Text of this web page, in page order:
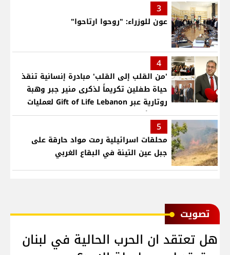
3
عون للوزراء: "روحوا ارتاحوا"
4
'من القلب إلى القلب' مبادرة إنسانية تنقذ
حياة طفلين تكريماً لذكرى منير جبر وهبة
روتارية عبر Gift of Life Lebanon لعمليات
قلب لأطفال في مستشفى حمود الجامعي
5
محلقات اسرائيلية رمت مواد حارقة على
جبل عين التينة في البقاع الغربي
ﺗﺼﻮﻳﺖ
هل تعتقد ان الحرب الحالية في لبنان